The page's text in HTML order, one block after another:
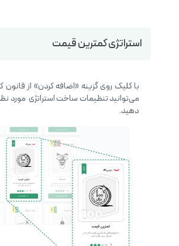
استراتژی کمترین قیمت
با کلیک روی گزینه «اضافه کردن» از قانون
می‌توانید تنظیمات ساخت استراتژی مورد
دهید.